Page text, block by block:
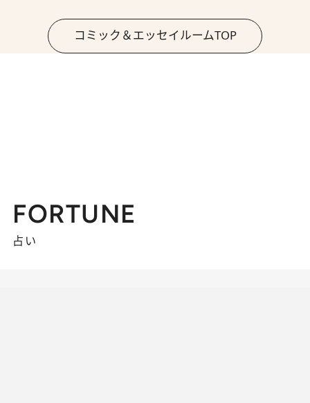
コミック＆エッセイルームTOP
FORTUNE
占い